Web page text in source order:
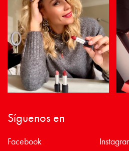
Síguenos en
Facebook